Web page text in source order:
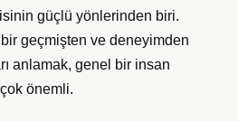
güçlü yönlerinden biri.
geçmişten ve deneyimden
anlamak, genel bir insan
önemli.